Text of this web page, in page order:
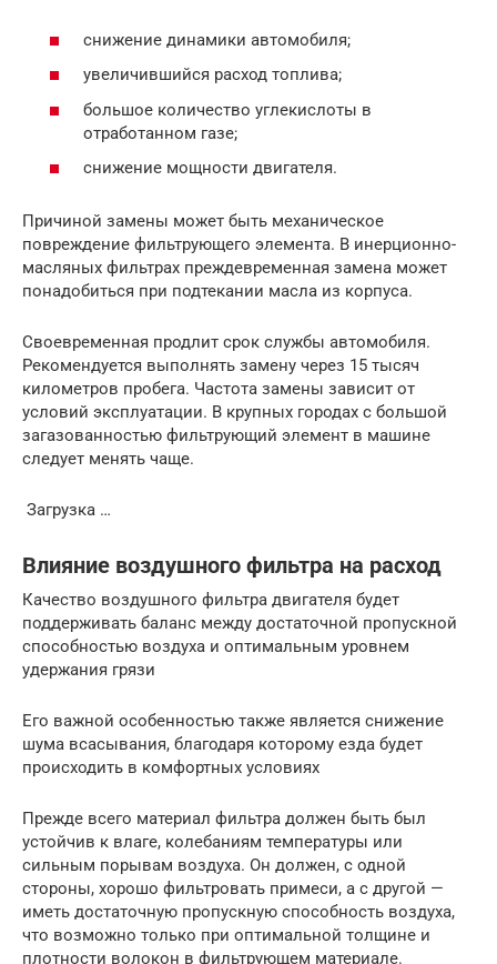
снижение динамики автомобиля;
увеличившийся расход топлива;
большое количество углекислоты в
отработанном газе;
снижение мощности двигателя.
Причиной замены может быть механическое
повреждение фильтрующего элемента. В инерционно-
масляных фильтрах преждевременная замена может
понадобиться при подтекании масла из корпуса.
Своевременная продлит срок службы автомобиля.
Рекомендуется выполнять замену через 15 тысяч
километров пробега. Частота замены зависит от
условий эксплуатации. В крупных городах с большой
загазованностью фильтрующий элемент в машине
следует менять чаще.
Загрузка …
Влияние воздушного фильтра на расход
Качество воздушного фильтра двигателя будет
поддерживать баланс между достаточной пропускной
способностью воздуха и оптимальным уровнем
удержания грязи
Его важной особенностью также является снижение
шума всасывания, благодаря которому езда будет
происходить в комфортных условиях
Прежде всего материал фильтра должен быть был
устойчив к влаге, колебаниям температуры или
сильным порывам воздуха. Он должен, с одной
стороны, хорошо фильтровать примеси, а с другой —
иметь достаточную пропускную способность воздуха,
что возможно только при оптимальной толщине и
плотности волокон в фильтрующем материале.